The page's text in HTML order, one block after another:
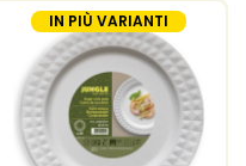
IN PIÙ VARIANTI